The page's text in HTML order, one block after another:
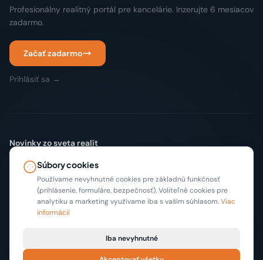
Profesionálny realitný portál pre kancelárie. Inzerujte 6 mesiacov
zadarmo.
Začať zadarmo
Prihlásiť sa →
Novinky zo sveta realít
Súbory cookies
Používame nevyhnutné cookies pre základnú funkčnosť
(prihlásenie, formuláre, bezpečnosť). Voliteľné cookies pre
analytiku a marketing využívame iba s vaším súhlasom.Viac
informácií
Iba nevyhnutné